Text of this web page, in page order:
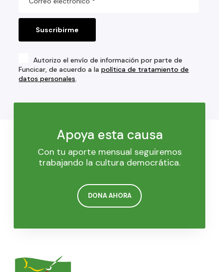
Autorizo el envío de información por parte de
Funcicar, de acuerdo a lapolítica de tratamiento de
datos personales.
Apoya esta causa
Con tu aporte mensual seguiremos
trabajando la cultura democrática.
DONA AHORA